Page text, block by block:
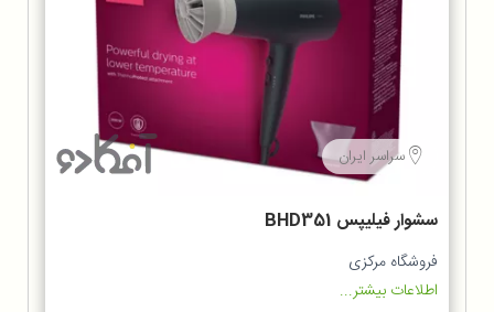
سراسر ایران
سشوار فیلیپس BHD351
فروشگاه مرکزی
اطلاعات بیشتر...